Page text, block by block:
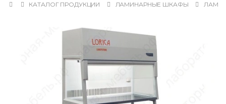
КАТАЛОГ ПРОДУКЦИИ ЛАМИНАРНЫЕ ШКАФЫ